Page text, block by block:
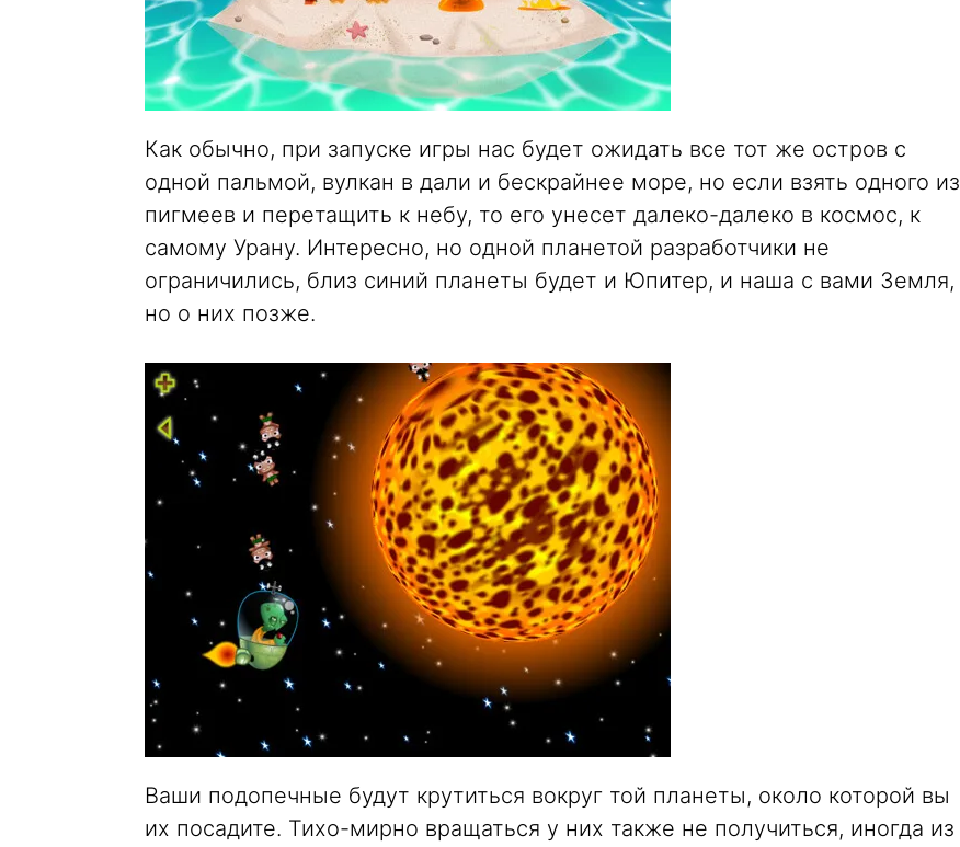
Как обычно, при запуске игры нас будет ожидать все тот же остров с
одной пальмой, вулкан в дали и бескрайнее море, но если взять одного из
пигмеев и перетащить к небу, то его унесет далеко-далеко в космос, к
самому Урану. Интересно, но одной планетой разработчики не
ограничились, близ синий планеты будет и Юпитер, и наша с вами Земля,
но о них позже.
Ваши подопечные будут крутиться вокруг той планеты, около которой вы
их посадите. Тихо-мирно вращаться у них также не получиться, иногда из